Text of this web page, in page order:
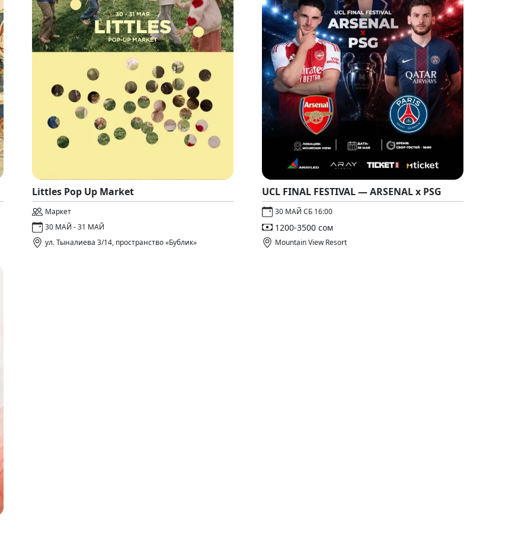
Littles Pop Up Market
Маркет
30 МАЙ - 31 МАЙ
ул. Тыналиева 3/14, пространство «Бублик»
UCL FINAL FESTIVAL — ARSENAL x PSG
30 МАЙ СБ 16:00
1200-3500 сом
Mountain View Resort